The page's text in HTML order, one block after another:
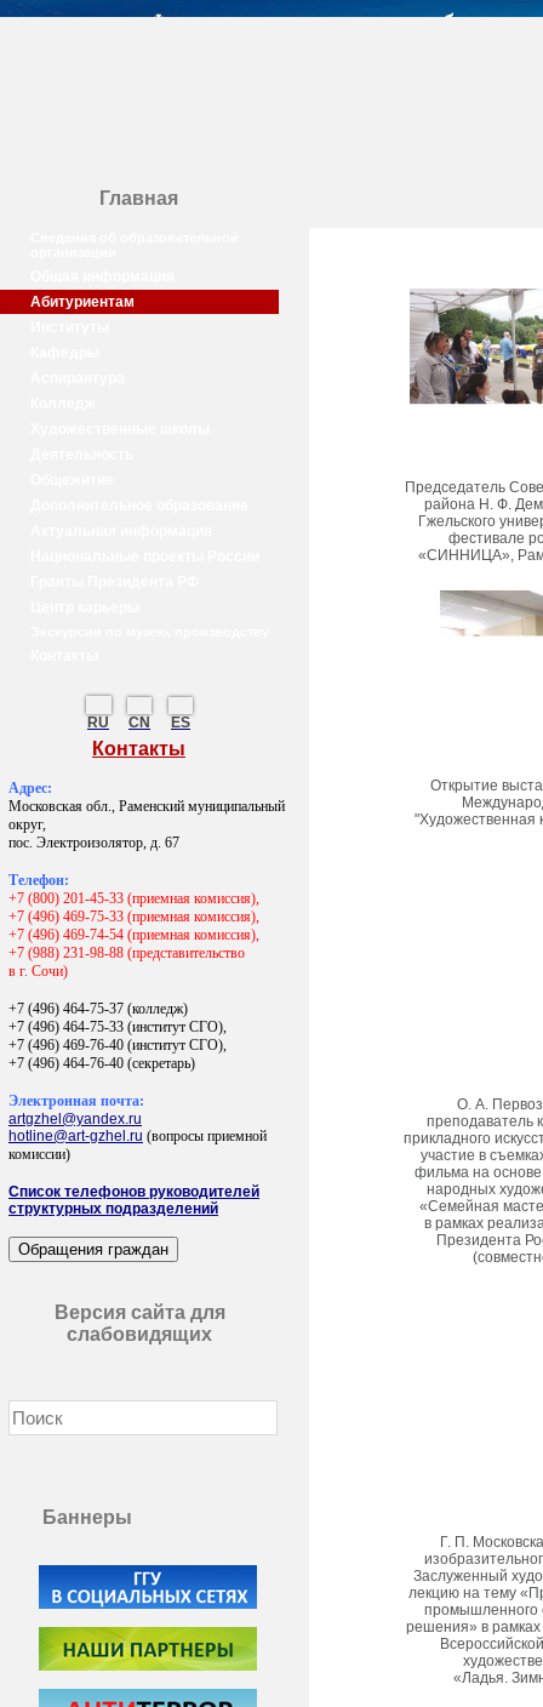
Главная
Абитуриентам
RU CN ES
Контакты
Адрес:
Московская обл., Раменский муниципальный
округ,
пос. Электроизолятор, д. 67
Телефон:
+7 (800) 201-45-33 (приемная комиссия),
+7 (496) 469-75-33 (приемная комиссия),
+7 (496) 469-74-54 (приемная комиссия),
+7 (988) 231-98-88 (представительство
в г. Сочи)
+7 (496) 464-75-37 (колледж)
+7 (496) 464-75-33 (институт СГО),
+7 (496) 469-76-40 (институт СГО),
+7 (496) 464-76-40 (секретарь)
Электронная почта:
artgzhel@yandex.ru
hotline@art-gzhel.ru (вопросы приемной
комиссии)
Список телефонов руководителей
структурных подразделений
Версия сайта для
слабовидящих
Баннеры
Председатель
района Н. Ф.
Гжельского
фестивале
«СИННИЦА»,
Открытие
"Художественная
О. А.
преподаватель
прикладного
участие в
фильма на
народных
«Семейная
в рамках
Президента
Г. П.
Заслуженный
лекцию на тему
промышленного
решения» в
«Ладья.